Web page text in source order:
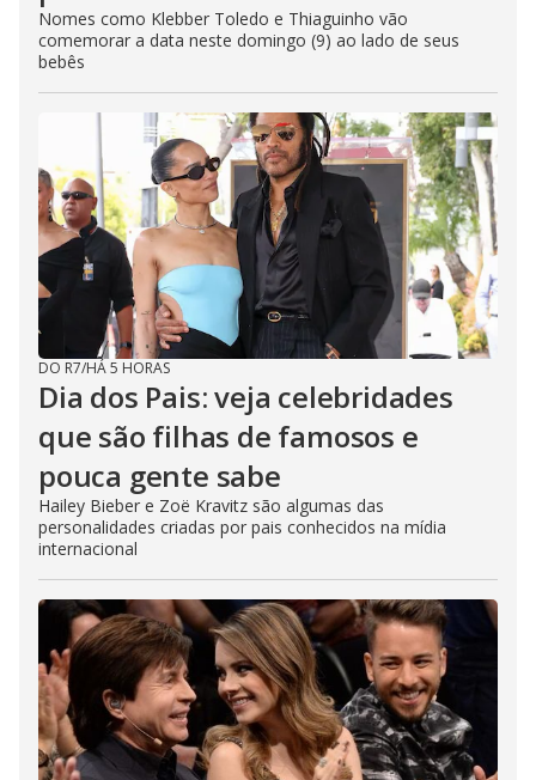
Nomes como Klebber Toledo e Thiaguinho vão
comemorar a data neste domingo (9) ao lado de seus
bebês
DO R7/HÁ 5 HORAS
Dia dos Pais: veja celebridades
que são filhas de famosos e
pouca gente sabe
Hailey Bieber e Zoë Kravitz são algumas das
personalidades criadas por pais conhecidos na mídia
internacional